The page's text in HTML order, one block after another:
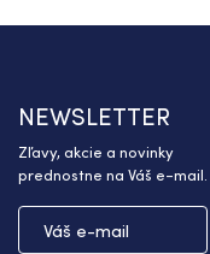
NEWSLETTER
Zľavy, akcie a novinky
prednostne na Váš e-mail.